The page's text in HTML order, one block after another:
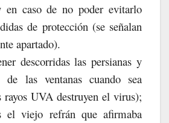
en caso de no poder evitarlo
de protección (se señalan
apartado).
descorridas las persianas y
de las ventanas cuando sea
rayos UVA destruyen el virus);
el viejo refrán que afirmaba